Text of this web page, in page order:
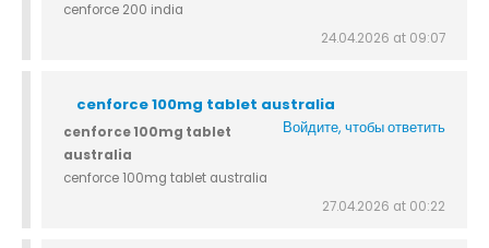
cenforce 200 india
24.04.2026 at 09:07
cenforce 100mg tablet australia
Войдите, чтобы ответить
cenforce 100mg tablet
australia
cenforce 100mg tablet australia
27.04.2026 at 00:22